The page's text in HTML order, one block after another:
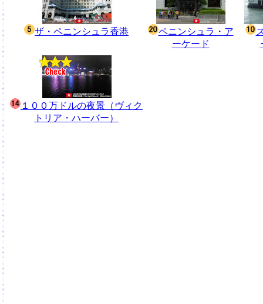
ザ・ペニンシュラ香港
ペニンシュラ・ア
ーケード
１００万ドルの夜景（ヴィク
トリア・ハーバー）